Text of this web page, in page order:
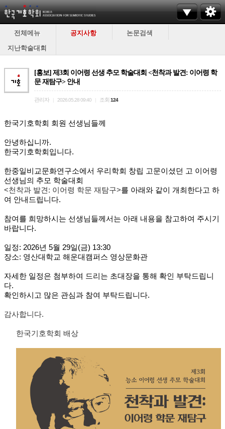
전체메뉴 공지사항
논문검색
지난학술대회
[홍보] 제3회 이어령 선생 추모 학술대회 <천착과 발견: 이어령 학
문 재탐구> 안내
관리자 2026.05.28 09:40 조회 124
한국기호학회 회원 선생님들께
안녕하십니까.
한국기호학회입니다.
한중일비교문화연구소에서 우리학회 창립 고문이셨던 고 이어령
선생님의 추모 학술대회
<천착과 발견: 이어령 학문 재탐구>를 아래와 같이 개최한다고 하
여 안내드립니다.
참여를 희망하시는 선생님들께서는 아래 내용을 참고하여 주시기
바랍니다.
일정: 2026년 5월 29일(금) 13:30
장소: 영산대학교 해운대캠퍼스 영상문화관
자세한 일정은 첨부하여 드리는 초대장을 통해 확인 부탁드립니
다.
확인하시고 많은 관심과 참여 부탁드립니다.
감사합니다.
한국기호학회 배상